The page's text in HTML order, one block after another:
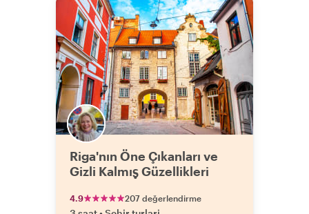
Riga'nın Öne Çıkanları ve
Gizli Kalmış Güzellikleri
4.9 207 değerlendirme